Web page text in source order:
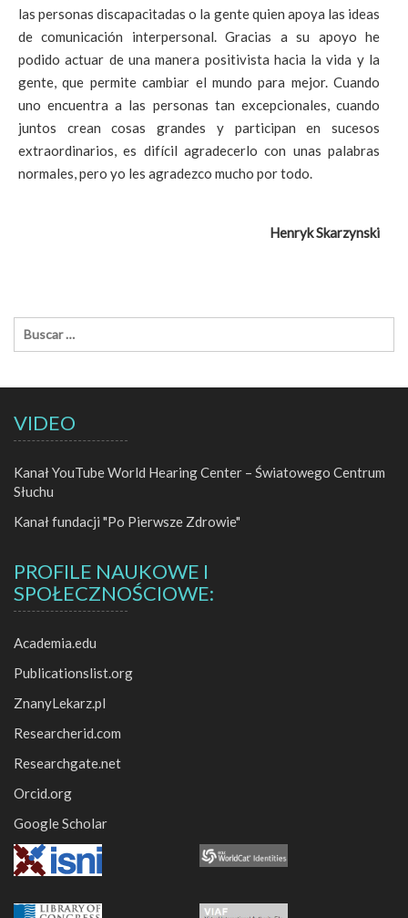
las personas discapacitadas o la gente quien apoya las ideas
de comunicación interpersonal. Gracias a su apoyo he
podido actuar de una manera positivista hacia la vida y la
gente, que permite cambiar el mundo para mejor. Cuando
uno encuentra a las personas tan excepcionales, cuando
juntos crean cosas grandes y participan en sucesos
extraordinarios, es difícil agradecerlo con unas palabras
normales, pero yo les agradezco mucho por todo.
Henryk Skarzynski
VIDEO
Kanał YouTube World Hearing Center – Światowego Centrum
Słuchu
Kanał fundacji "Po Pierwsze Zdrowie"
PROFILE NAUKOWE I
SPOŁECZNOŚCIOWE:
Academia.edu
Publicationslist.org
ZnanyLekarz.pl
Researcherid.com
Researchgate.net
Orcid.org
Google Scholar